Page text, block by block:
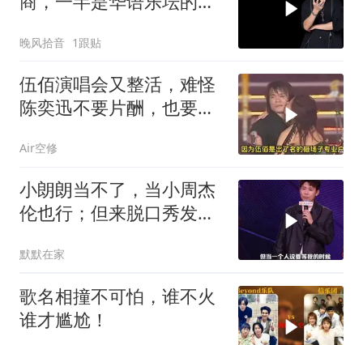
晚风拾音 1跟贴
伍佰演唱会又整活，难怪
陈奕迅不要片酬，也要自
Air空修
小朗朗当不了，当小周杰
伦也行；但来脱口秀发
默默在家
歌名相撞不可怕，谁不火
谁才尴尬！